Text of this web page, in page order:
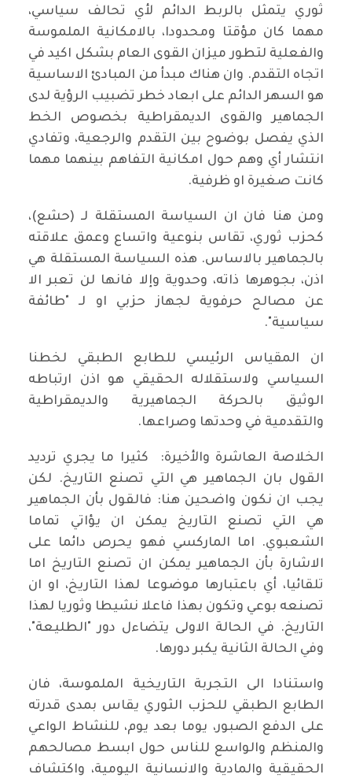
ثوري يتمثل بالربط الدائم لأي تحالف سياسي،
مهما كان مؤقتا ومحدودا، بالامكانية الملموسة
والفعلية لتطور ميزان القوى العام بشكل اكيد في
اتجاه التقدم. وان هناك مبدأ من المبادئ الاساسية
هو السهر الدائم على ابعاد خطر تضبيب الرؤية لدى
الجماهير والقوى الديمقراطية بخصوص الخط
الذي يفصل بوضوح بين التقدم والرجعية، وتفادي
انتشار أي وهم حول امكانية التفاهم بينهما مهما
كانت صغيرة او ظرفية.
ومن هنا فان ان السياسة المستقلة لـ (حشع)،
كحزب ثوري، تقاس بنوعية واتساع وعمق علاقته
بالجماهير بالاساس. هذه السياسة المستقلة هي
اذن، بجوهرها ذاته، وحدوية وإلا فانها لن تعبر الا
عن مصالح حرفوية لجهاز حزبي او لـ "طائفة
سياسية".
ان المقياس الرئيسي للطابع الطبقي لخطنا
السياسي ولاستقلاله الحقيقي هو اذن ارتباطه
الوثيق بالحركة الجماهيرية والديمقراطية
والتقدمية في وحدتها وصراعها.
الخلاصة العاشرة والأخيرة: كثيرا ما يجري ترديد
القول بان الجماهير هي التي تصنع التاريخ. لكن
يجب ان نكون واضحين هنا: فالقول بأن الجماهير
هي التي تصنع التاريخ يمكن ان يؤاتي تماما
الشعبوي. اما الماركسي فهو يحرص دائما على
الاشارة بأن الجماهير يمكن ان تصنع التاريخ اما
تلقائيا، أي باعتبارها موضوعا لهذا التاريخ، او ان
تصنعه بوعي وتكون بهذا فاعلا نشيطا وثوريا لهذا
التاريخ. في الحالة الاولى يتضاءل دور "الطليعة"،
وفي الحالة الثانية يكبر دورها.
واستنادا الى التجربة التاريخية الملموسة، فان
الطابع الطبقي للحزب الثوري يقاس بمدى قدرته
على الدفع الصبور، يوما بعد يوم، للنشاط الواعي
والمنظم والواسع للناس حول ابسط مصالحهم
الحقيقية والمادية والانسانية اليومية، واكتشاف